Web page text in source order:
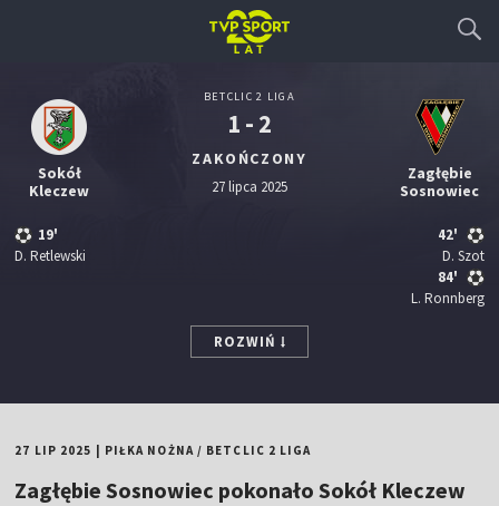
Sokół
Kleczew
19'
D. Retlewski
BETCLIC 2 LIGA
1 - 2
ZAKOŃCZONY
27 lipca 2025
Zagłębie
Sosnowiec
42'
D. Szot
84'
L. Ronnberg
ROZWIŃ
27 LIP 2025 PIŁKA NOŻNA/ BETCLIC 2 LIGA
Zagłębie Sosnowiec pokonało Sokół Kleczew